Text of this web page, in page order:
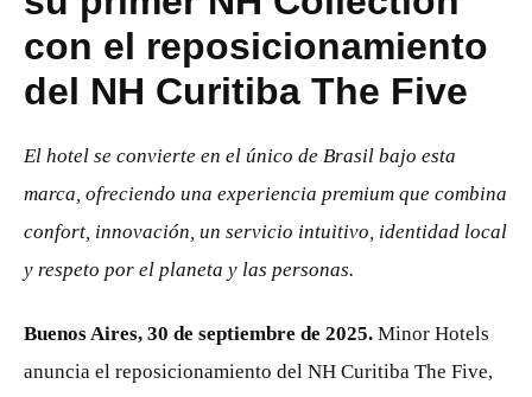
con el reposicionamiento
del NH Curitiba The Five
El hotel se convierte en el único de Brasil bajo esta
marca, ofreciendo una experiencia premium que combina
confort, innovación, un servicio intuitivo, identidad local
y respeto por el planeta y las personas.
Buenos Aires, 30 de septiembre de 2025. Minor Hotels
anuncia el reposicionamiento del NH Curitiba The Five,